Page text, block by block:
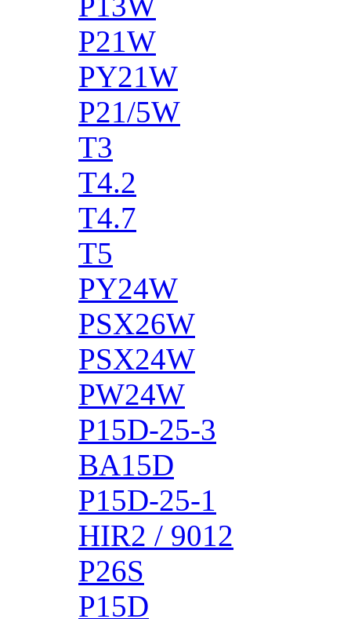
P21W
PY21W
P21/5W
T3
T4.2
T4.7
T5
PY24W
PSX26W
PSX24W
PW24W
P15D-25-3
BA15D
P15D-25-1
HIR2 / 9012
P26S
P15D